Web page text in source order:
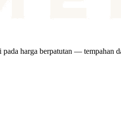
harga berpatutan — tempahan